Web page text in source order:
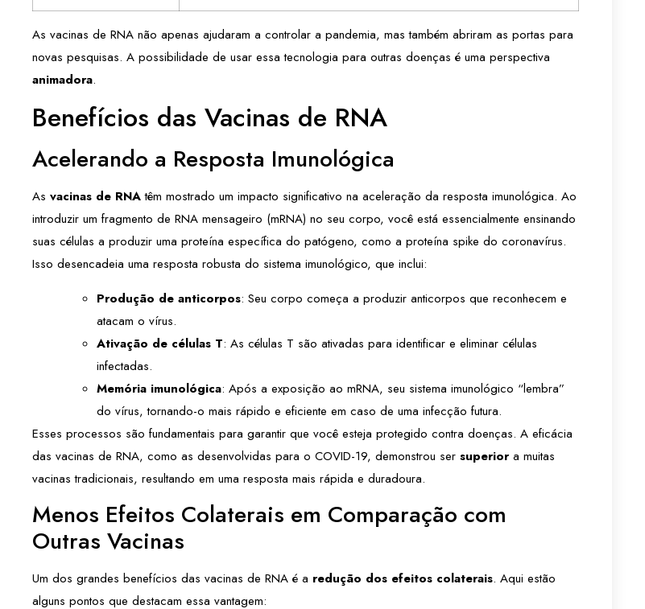
As vacinas de RNA não apenas ajudaram a controlar a pandemia, mas também abriram as portas para
novas pesquisas. A possibilidade de usar essa tecnologia para outras doenças é uma perspectiva
animadora.
Benefícios das Vacinas de RNA
Acelerando a Resposta Imunológica
As vacinas de RNAtêm mostrado um impacto significativo na aceleração da resposta imunológica. Ao
introduzir um fragmento de RNA mensageiro (mRNA) no seu corpo, você está essencialmente ensinando
suas células a produzir uma proteína específica do patógeno, como a proteína spike do coronavírus.
Isso desencadeia uma resposta robusta do sistema imunológico, que inclui:
Produção de anticorpos: Seu corpo começa a produzir anticorpos que reconhecem e
atacam o vírus.
Ativação de células T: As células T são ativadas para identificar e eliminar células
infectadas.
Memória imunológica: Após a exposição ao mRNA, seu sistema imunológico “lembra”
do vírus, tornando-o mais rápido e eficiente em caso de uma infecção futura.
Esses processos são fundamentais para garantir que você esteja protegido contra doenças. A eficácia
das vacinas de RNA, como as desenvolvidas para o COVID-19, demonstrou ser superiora muitas
vacinas tradicionais, resultando em uma resposta mais rápida e duradoura.
Menos Efeitos Colaterais em Comparação com
Outras Vacinas
Um dos grandes benefícios das vacinas de RNA é a redução dos efeitos colaterais. Aqui estão
alguns pontos que destacam essa vantagem: